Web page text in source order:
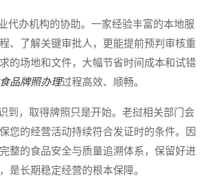
办机构的协助。一家经验丰富的本地服
、了解关键审批人，更能提前预判审核重
的场地和文件，大幅节省时间成本和试错
品牌照办理过程高效、顺畅。
，取得牌照只是开始。老挝相关部门会
您的经营活动持续符合发证时的条件。因
整的食品安全与质量追溯体系，保留好进
是长期稳定经营的根本保障。